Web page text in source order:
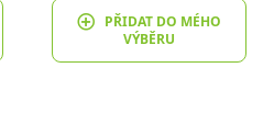
PŘIDAT DO MÉHO
VÝBĚRU